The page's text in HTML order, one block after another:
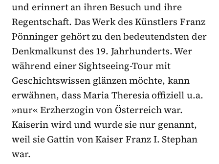
und erinnert an ihren Besuch und ihre
Regentschaft. Das Werk des Künstlers Franz
Pönninger gehört zu den bedeutendsten der
Denkmalkunst des 19. Jahrhunderts. Wer
während einer Sightseeing-Tour mit
Geschichtswissen glänzen möchte, kann
erwähnen, dass Maria Theresia offiziell u.a.
»nur« Erzherzogin von Österreich war.
Kaiserin wird und wurde sie nur genannt,
weil sie Gattin von Kaiser Franz I. Stephan
war.